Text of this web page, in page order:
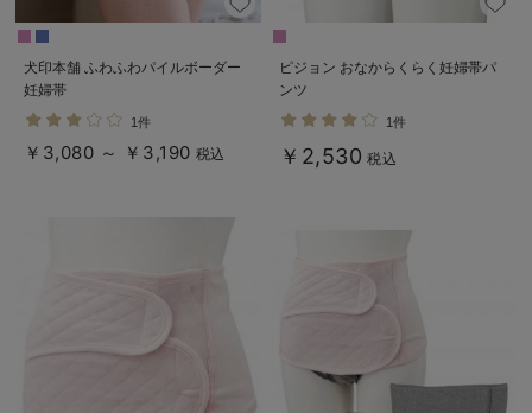
犬印本舗 ふわふわパイルボーダー
妊婦帯
1件
￥3,080 ～ ￥3,190 税込
ピジョン おなからくらく妊婦帯パ
ンツ
1件
￥2,530 税込